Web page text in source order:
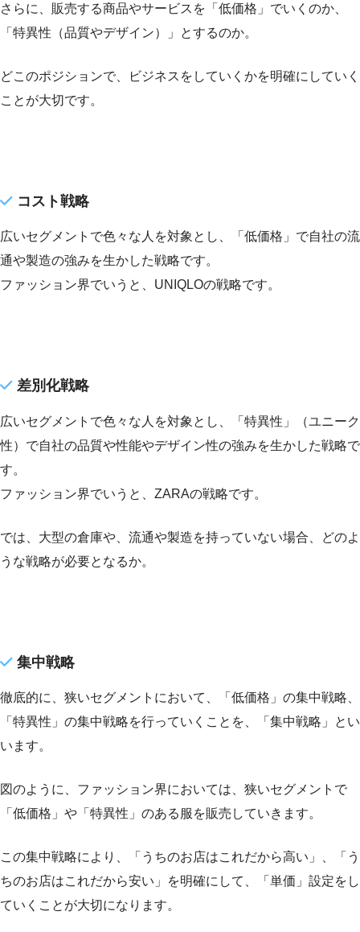
さらに、販売する商品やサービスを「低価格」でいくのか、
「特異性（品質やデザイン）」とするのか。
どこのポジションで、ビジネスをしていくかを明確にしていく
ことが大切です。
コスト戦略
広いセグメントで色々な人を対象とし、「低価格」で自社の流
通や製造の強みを生かした戦略です。
ファッション界でいうと、UNIQLOの戦略です。
差別化戦略
広いセグメントで色々な人を対象とし、「特異性」（ユニーク
性）で自社の品質や性能やデザイン性の強みを生かした戦略で
す。
ファッション界でいうと、ZARAの戦略です。
では、大型の倉庫や、流通や製造を持っていない場合、どのよ
うな戦略が必要となるか。
集中戦略
徹底的に、狭いセグメントにおいて、「低価格」の集中戦略、
「特異性」の集中戦略を行っていくことを、「集中戦略」とい
います。
図のように、ファッション界においては、狭いセグメントで
「低価格」や「特異性」のある服を販売していきます。
この集中戦略により、「うちのお店はこれだから高い」、「う
ちのお店はこれだから安い」を明確にして、「単価」設定をし
ていくことが大切になります。